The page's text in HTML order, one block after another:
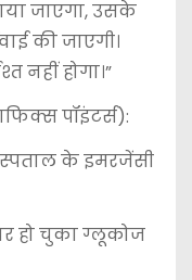
जाएगा, उसके
की जाएगी।
नहीं होगा।”
पॉइंटर्स):
के इमरजेंसी
हो चुका ग्लूकोज